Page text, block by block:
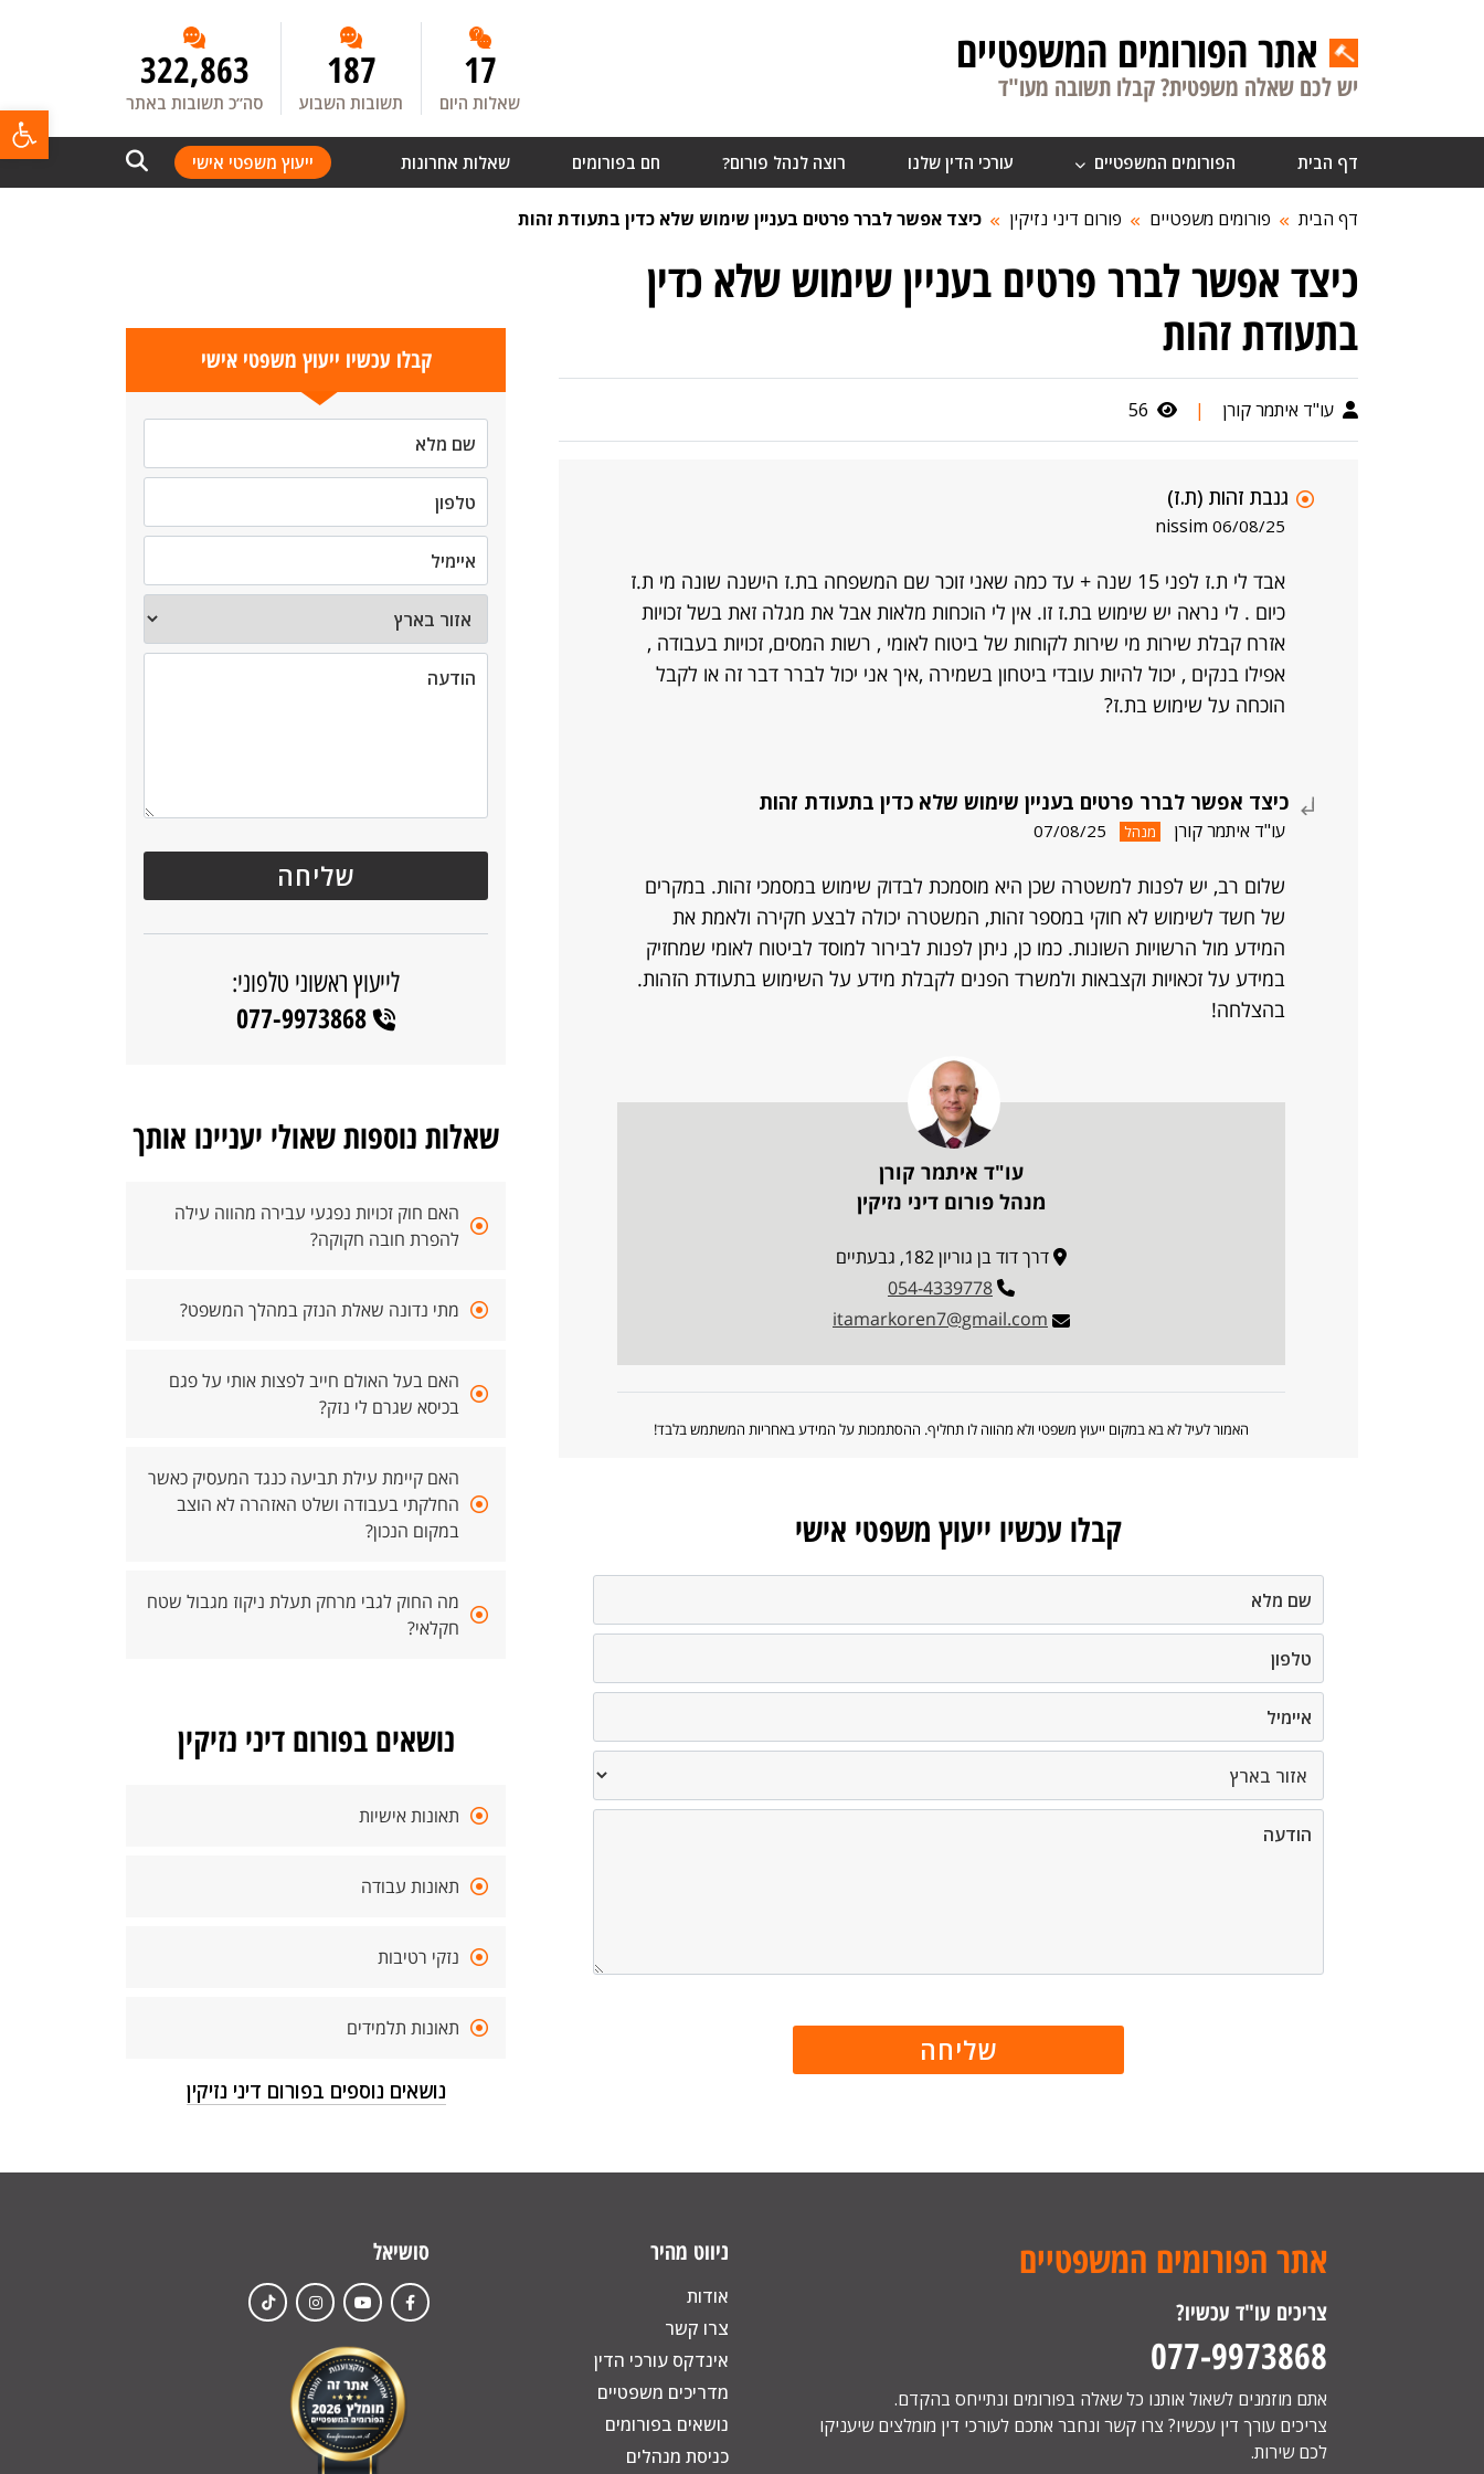
אתר הפורומים המשפטיים
יש לכם שאלה משפטית? קבלו תשובה מעו"ד 17
שאלות היום
187
תשובות השבוע
322,863
סה”כ תשובות באתר
דף הבית הפורומים המשפטיים עורכי הדין שלנו רוצה לנהל פורום? חם בפורומים שאלות אחרונות ייעוץ משפטי אישי
דף הבית פורומים משפטיים פורום דיני נזיקין כיצד אפשר לברר פרטים בעניין שימוש שלא כדין בתעודת זהות
כיצד אפשר לברר פרטים בעניין שימוש שלא כדין
בתעודת זהות
עו"ד איתמר קורן |
56
גנבת זהות (ת.ז)
nissim 06/08/25
אבד לי ת.ז לפני 15 שנה + עד כמה שאני זוכר שם המשפחה בת.ז הישנה שונה מי ת.ז
כיום . לי נראה יש שימוש בת.ז זו. אין לי הוכחות מלאות אבל את מגלה זאת בשל זכויות
אזרח קבלת שירות מי שירות לקוחות של ביטוח לאומי , רשות המסים, זכויות בעבודה ,
אפילו בנקים , יכול להיות עובדי ביטחון בשמירה ,איך אני יכול לברר דבר זה או לקבל
הוכחה על שימוש בת.ז?
כיצד אפשר לברר פרטים בעניין שימוש שלא כדין בתעודת זהות
עו"ד איתמר קורן מנהל 07/08/25
שלום רב, יש לפנות למשטרה שכן היא מוסמכת לבדוק שימוש במסמכי זהות. במקרים
של חשד לשימוש לא חוקי במספר זהות, המשטרה יכולה לבצע חקירה ולאמת את
המידע מול הרשויות השונות. כמו כן, ניתן לפנות לבירור למוסד לביטוח לאומי שמחזיק
במידע על זכאויות וקצבאות ולמשרד הפנים לקבלת מידע על השימוש בתעודת הזהות.
בהצלחה!
עו"ד איתמר קורן
מנהל פורום דיני נזיקין
דרך דוד בן גוריון 182, גבעתיים
054-4339778
itamarkoren7@gmail.com
האמור לעיל לא בא במקום ייעוץ משפטי ולא מהווה לו תחליף. ההסתמכות על המידע באחריות המשתמש בלבד!
קבלו עכשיו ייעוץ משפטי אישי
קבלו עכשיו ייעוץ משפטי אישי
לייעוץ ראשוני טלפוני:
077-9973868
שאלות נוספות שאולי יעניינו אותך
האם חוק זכויות נפגעי עבירה מהווה עילה
להפרת חובה חקוקה?
מתי נדונה שאלת הנזק במהלך המשפט?
האם בעל האולם חייב לפצות אותי על פגם
בכיסא שגרם לי נזק?
האם קיימת עילת תביעה כנגד המעסיק כאשר
החלקתי בעבודה ושלט האזהרה לא הוצב
במקום הנכון?
מה החוק לגבי מרחק תעלת ניקוז מגבול שטח
חקלאי?
נושאים בפורום דיני נזיקין
תאונות אישיות
תאונות עבודה
נזקי רטיבות
תאונות תלמידים
נושאים נוספים בפורום דיני נזיקין
אתר הפורומים המשפטיים
צריכים עו"ד עכשיו?
077-9973868
אתם מוזמנים לשאול אותנו כל שאלה בפורומים ונתייחס בהקדם.
צריכים עורך דין עכשיו? צרו קשר ונחבר אתכם לעורכי דין מומלצים שיעניקו
לכם שירות.
ניווט מהיר
אודות
צרו קשר
אינדקס עורכי הדין
מדריכים משפטיים
נושאים בפורומים
כניסת מנהלים
סושיאל